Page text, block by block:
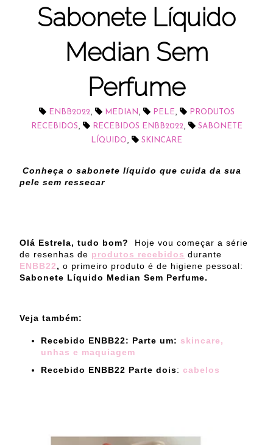
Sabonete Líquido
Median Sem
Perfume
ENBB2022, MEDIAN, PELE,
PRODUTOS
RECEBIDOS, RECEBIDOS ENBB2022,
SABONETE
LÍQUIDO, SKINCARE
Conheça o sabonete líquido que cuida da sua
pele sem ressecar
Olá Estrela, tudo bom? Hoje vou começar a série
de resenhas de produtos recebidos durante
ENBB22, o primeiro produto é de higiene pessoal:
Sabonete Líquido Median Sem Perfume.
Veja também:
Recebido ENBB22: Parte um: skincare,
unhas e maquiagem
Recebido ENBB22 Parte dois: cabelos